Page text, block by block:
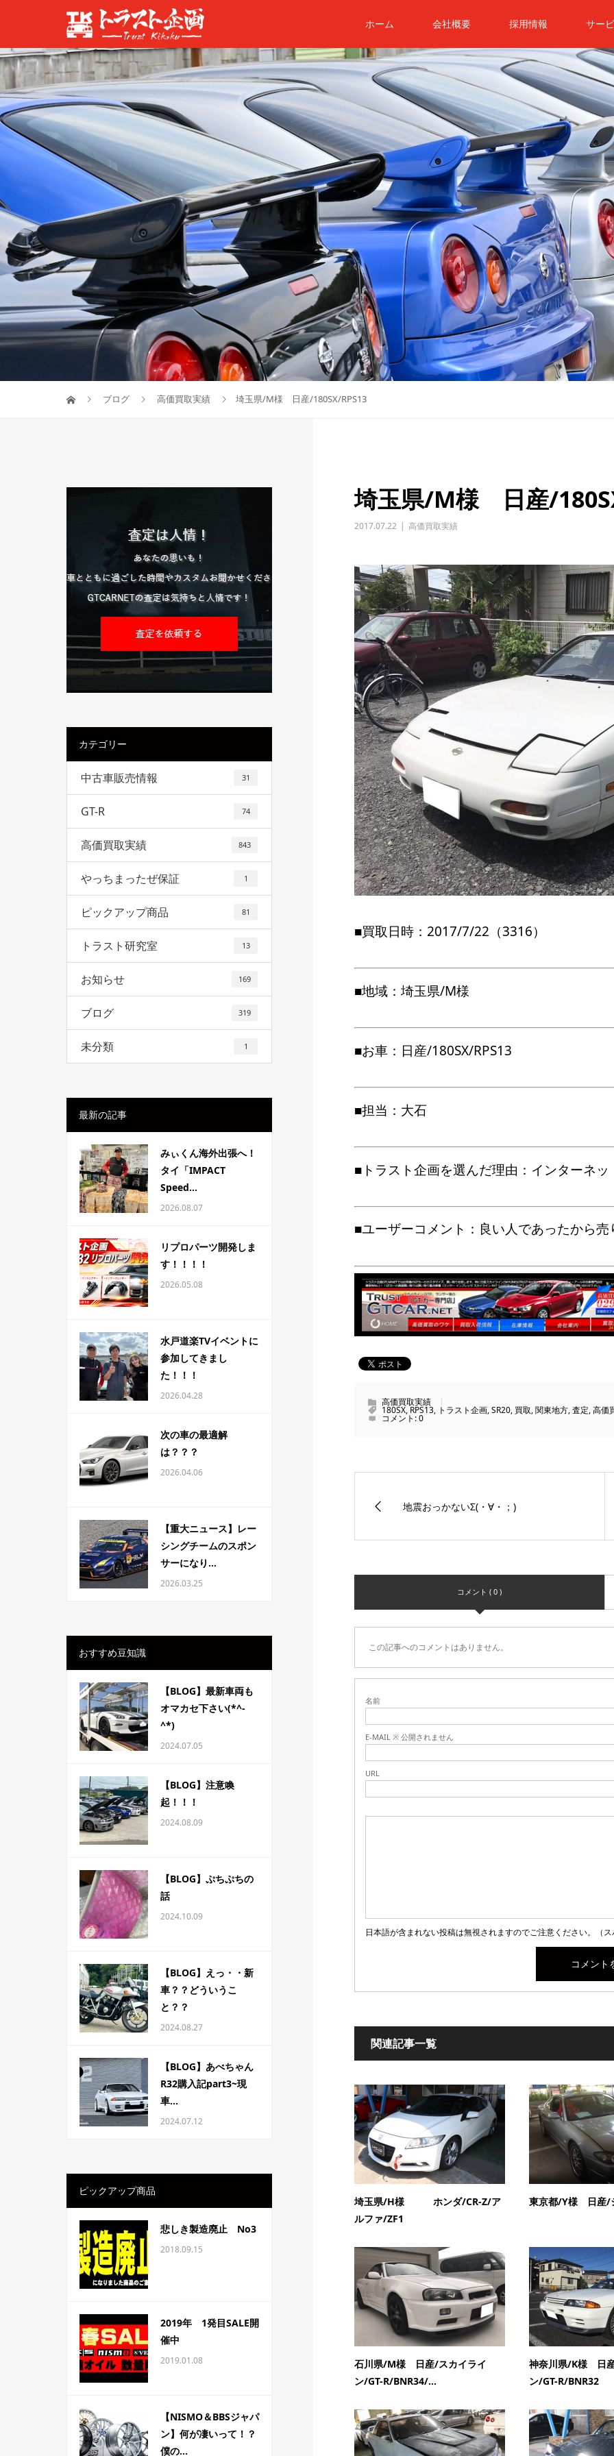
ホーム 会社概要 採用情報 サー
ブログ 高価買取実績 埼玉県/M様 日産/180SX/RPS13
埼玉県/M様 日産/
2017.07.22 高価買取実績
■買取日時：2017/7/22（3316）
■地域：埼玉県/M様
■お車：日産/180SX/RPS13
■担当：大石
■トラスト企画を選んだ理由：インターネッ
■ユーザーコメント：良い人であったから売
高価買取実績
180SX,RPS13, トラスト企画,SR20, 買取,関東地方,査定,高価
コメント:0
地震おっかないΣ(・∀・；)
コメント ( 0 )
この記事へのコメントはありません。
名前
E-MAIL ※ 公開されません
URL
日本語が含まれない投稿は無視されますのでご注意ください。（
関連記事一覧
埼玉県/H様 ホンダ/CR-Z/ア
ルファ/ZF1
東京都/Y様 日産
石川県/M様 日産/スカイライ
ン/GT-R/BNR34/...
神奈川県/K様 日
ン/GT-R/BNR32
カテゴリー
中古車販売情報 31
GT-R 74
高価買取実績 843
やっちまったぜ保証 1
ピックアップ商品 81
トラスト研究室 13
お知らせ 169
ブログ 319
未分類 1
最新の記事
みぃくん海外出張へ！
タイ「IMPACT
Speed...
2026.08.07
リプロパーツ開発しま
す！！！！
2026.05.08
水戸道楽TVイベントに
参加してきまし
た！！！
2026.04.28
次の車の最適解
は？？？
2026.04.06
【重大ニュース】レー
シングチームのスポン
サーになり...
2026.03.25
おすすめ豆知識
【BLOG】最新車両も
オマカセ下さい(*^-
^*)
2024.07.05
【BLOG】注意喚
起！！！
2024.08.09
【BLOG】ぷちぷちの
話
2024.10.09
【BLOG】えっ・・新
車？？どういうこ
と？？
2024.08.27
【BLOG】あべちゃん
R32購入記part3~現
車...
2024.07.12
ピックアップ商品
悲しき製造廃止 No3
2018.09.15
2019年 1発目SALE開
催中
2019.01.08
【NISMO＆BBSジャパ
ン】何が凄いって！？
僕の...